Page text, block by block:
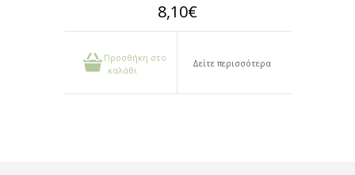
8,10€
Προσθήκη στο
καλάθι
Δείτε περισσότερα